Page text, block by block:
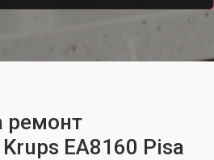
ремонт
EA8160 Pisa